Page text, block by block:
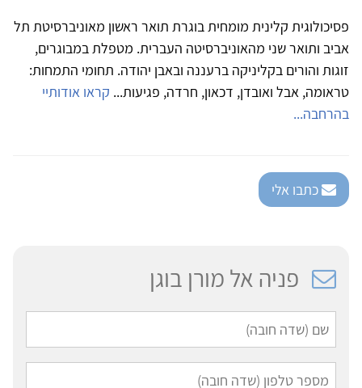
פסיכולוגית קלינית מומחית בוגרת תואר ראשון מאוניברסיטת תל
אביב ותואר שני מהאוניברסיטה העברית. מטפלת במבוגרים,
זוגות והורים בקליניקה ברעננה ובאבן יהודה. תחומי התמחות:
טראומה, אבל ואובדן, דכאון, חרדה, פגיעות... קראו אודותיי
בהרחבה...
כתבו אלי
פניה אל מורן בוגן